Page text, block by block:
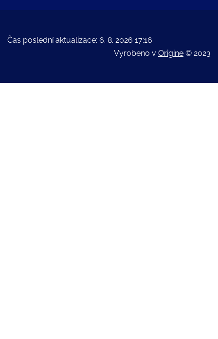
Čas poslední aktualizace: 6. 8. 2026 17:16
Vyrobeno v Origine © 2023